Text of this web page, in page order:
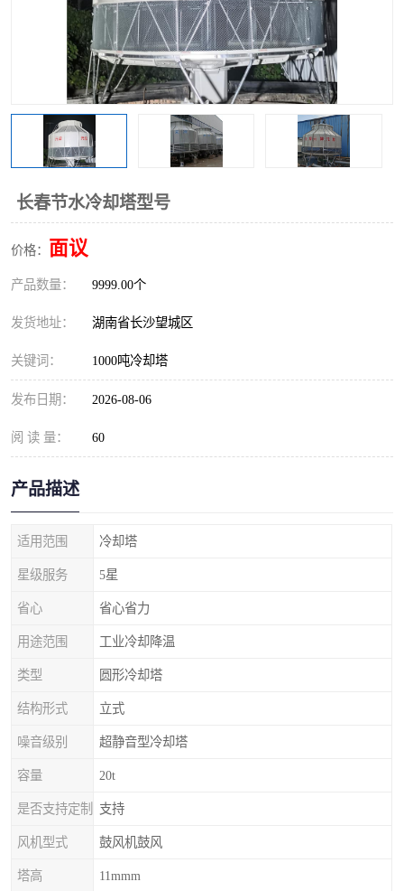
长春节水冷却塔型号
价格： 面议
产品数量： 9999.00个
发货地址： 湖南省长沙望城区
关键词： 1000吨冷却塔
发布日期： 2026-08-06
阅 读 量： 60
产品描述
适用范围 冷却塔
星级服务 5星
省心 省心省力
用途范围 工业冷却降温
类型 圆形冷却塔
结构形式 立式
噪音级别 超静音型冷却塔
容量 20t
是否支持定制 支持
风机型式 鼓风机鼓风
塔高 11mmm